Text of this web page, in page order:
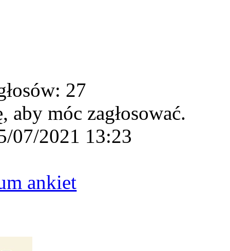
27
aby móc zagłosować.
07/2021 13:23
ankiet